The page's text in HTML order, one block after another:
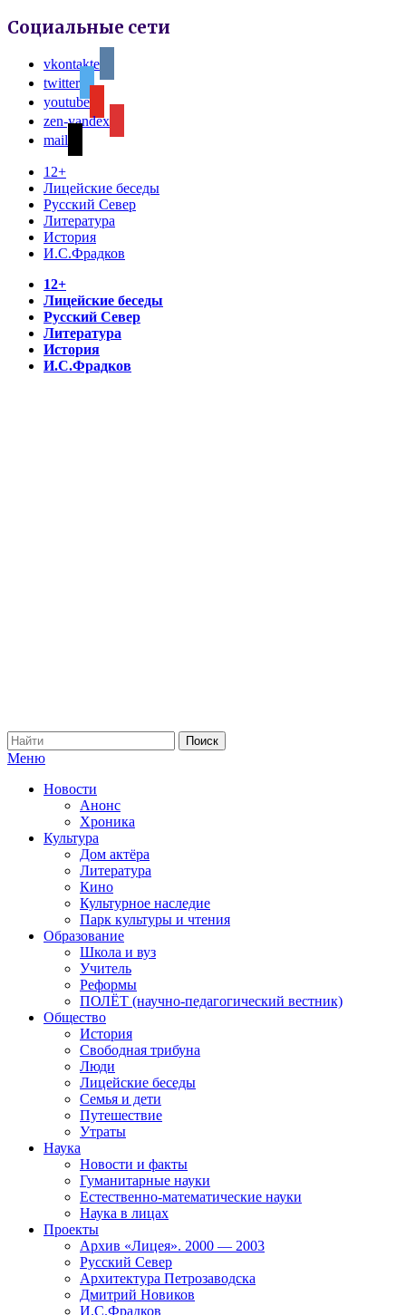
Социальные сети
vkontakte
twitter
youtube
zen-yandex
mail
12+
Лицейские беседы
Русский Север
Литература
История
И.С.Фрадков
12+
Лицейские беседы
Русский Север
Литература
История
И.С.Фрадков
Меню
Новости
Анонс
Хроника
Культура
Дом актёра
Литература
Кино
Культурное наследие
Парк культуры и чтения
Образование
Школа и вуз
Учитель
Реформы
ПОЛЁТ (научно-педагогический вестник)
Общество
История
Свободная трибуна
Люди
Лицейские беседы
Семья и дети
Путешествие
Утраты
Наука
Новости и факты
Гуманитарные науки
Естественно-математические науки
Наука в лицах
Проекты
Архив «Лицея». 2000 — 2003
Русский Север
Архитектура Петрозаводска
Дмитрий Новиков
И.С.Фрадков